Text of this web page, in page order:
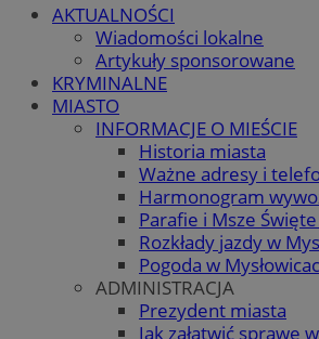
AKTUALNOŚCI
Wiadomości lokalne
Artykuły sponsorowane
KRYMINALNE
MIASTO
INFORMACJE O MIEŚCIE
Historia miasta
Ważne adresy i
Harmonogram
Parafie i Msze
Rozkłady jazdy w
Pogoda w
ADMINISTRACJA
Prezydent miasta
Jak załatwić sprawę